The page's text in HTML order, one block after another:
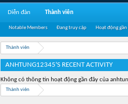
Thành viên
ANHTUNG12345'S RECENT ACTIVITY
Không có thông tin hoạt động gần đây của
Thành viên
Diễn đàn Thành viên
Notable Members Đang truy cập Hoạt động gần